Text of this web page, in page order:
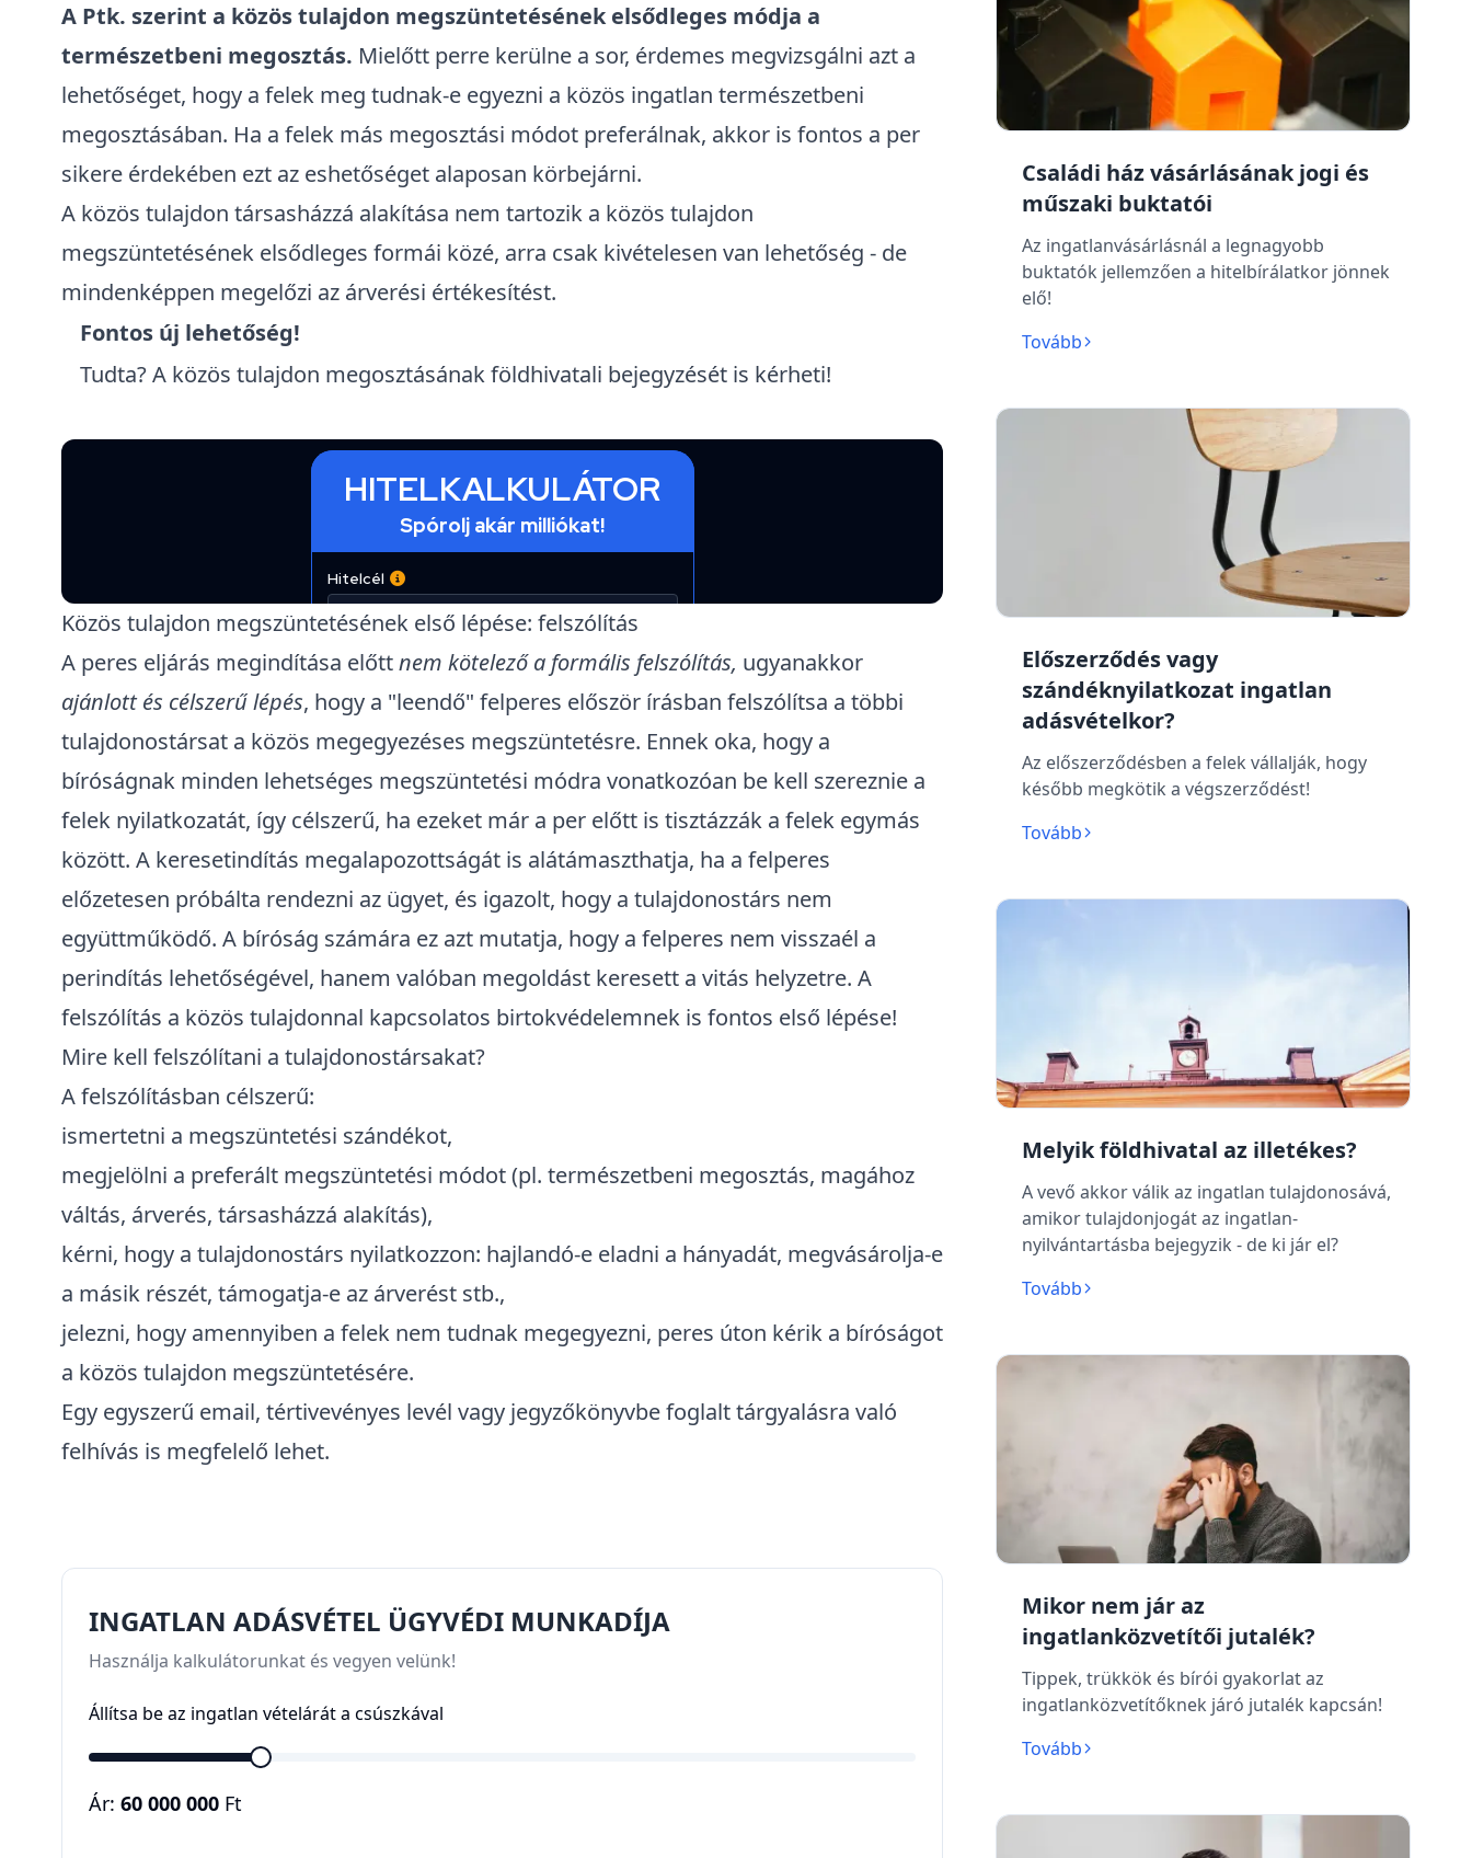
A Ptk. szerint a közös tulajdon megszüntetésének elsődleges módja a
természetbeni megosztás. Mielőtt perre kerülne a sor, érdemes megvizsgálni azt a
lehetőséget, hogy a felek meg tudnak-e egyezni a közös ingatlan természetbeni
megosztásában. Ha a felek más megosztási módot preferálnak, akkor is fontos a per
sikere érdekében ezt az eshetőséget alaposan körbejárni.
A közös tulajdon társasházzá alakítása nem tartozik a közös tulajdon
megszüntetésének elsődleges formái közé, arra csak kivételesen van lehetőség - de
mindenképpen megelőzi az árverési értékesítést.
Fontos új lehetőség!
Tudta? A közös tulajdon megosztásának földhivatali bejegyzését is kérheti!
Közös tulajdon megszüntetésének első lépése: felszólítás
A peres eljárás megindítása előttnem kötelező a formális felszólítás,
ajánlott és célszerű lépés, hogy a "leendő" felperes először írásban felszólítsa a többi
tulajdonostársat a közös megegyezéses megszüntetésre. Ennek oka, hogy a
bíróságnak minden lehetséges megszüntetési módra vonatkozóan be kell szereznie a
felek nyilatkozatát, így célszerű, ha ezeket már a per előtt is tisztázzák a felek egymás
között​. A keresetindítás megalapozottságát is alátámaszthatja, ha a felperes
előzetesen próbálta rendezni az ügyet, és igazolt, hogy a tulajdonostárs nem
felszólítás aközös tulajdonnal kapcsolatos birtokvédelemnekis fontos első lépése!
Mire kell felszólítani a tulajdonostársakat?
A felszólításban célszerű:
megjelölni a preferált megszüntetési módot (pl. természetbeni megosztás, magához
váltás, árverés, társasházzá alakítás),
kérni, hogy a tulajdonostárs nyilatkozzon: hajlandó-e eladni a hányadát, megvásárolja-e
Családi ház vásárlásának jogi és
műszaki buktatói
Az ingatlanvásárlásnál a legnagyobb
buktatók jellemzően a hitelbírálatkor jönnek
elő!
Tovább
Előszerződés vagy
szándéknyilatkozat ingatlan
adásvételkor?
Az előszerződésben a felek vállalják, hogy
később megkötik a végszerződést!
Tovább
Melyik földhivatal az illetékes?
A vevő akkor válik az ingatlan tulajdonosává,
amikor tulajdonjogát az ingatlan-
nyilvántartásba bejegyzik - de ki jár el?
Tovább
Mikor nem jár az
ingatlanközvetítői jutalék?
Tippek, trükkök és bírói gyakorlat az
ingatlanközvetítőknek járó jutalék kapcsán!
Tovább